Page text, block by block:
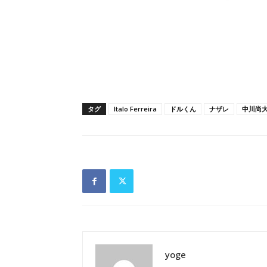
タグ Italo Ferreira ドルくん ナザレ 中川尚
yoge